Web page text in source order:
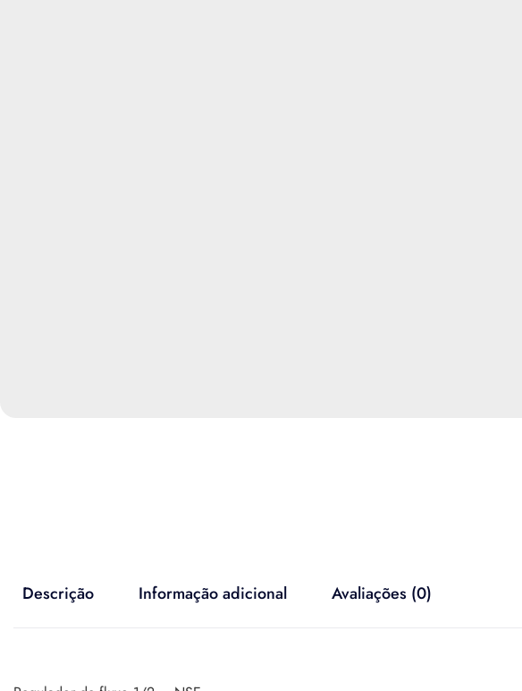
Descrição Informação adicional Avaliações (0)